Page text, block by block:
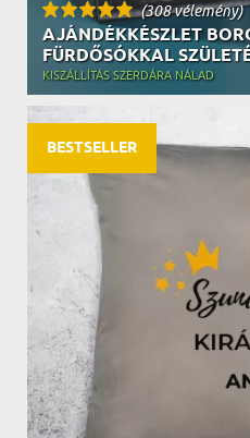
(308 vélemény)
AJÁNDÉKKÉSZLET
FÜRDŐSÓKKAL
KISZÁLLÍTÁS SZERDÁRA NÁLAD
BESTSELLER